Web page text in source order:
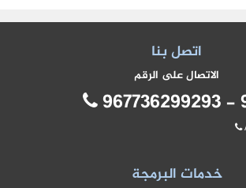
اتصل بنا
الاتصال على الرقم
خدمات البرمجة